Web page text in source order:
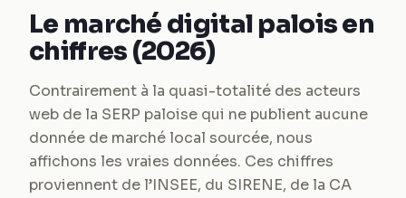
Le marché digital palois en
chiffres (2026)
Contrairement à la quasi-totalité des acteurs
web de la SERP paloise qui ne publient aucune
donnée de marché local sourcée, nous
affichons les vraies données. Ces chiffres
proviennent de l’INSEE, du SIRENE, de la CA